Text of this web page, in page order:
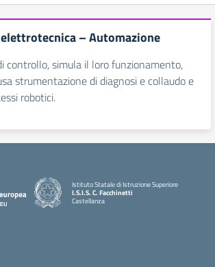
– Automazione
controllo, simula il loro funzionamento,
strumentazione di diagnosi e collaudo e
robotici.
Istituto Statale di Istruzione Superiore
I.S.I.S. C. Facchinetti
Castellanza